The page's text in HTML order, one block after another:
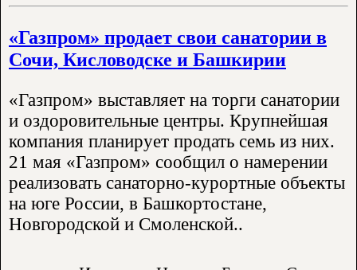
«Газпром» продает свои санатории в
Сочи, Кисловодске и Башкирии
«Газпром» выставляет на торги санатории
и оздоровительные центры. Крупнейшая
компания планирует продать семь из них.
21 мая «Газпром» сообщил о намерении
реализовать санаторно-курортные объекты
на юге России, в Башкортостане,
Новгородской и Смоленской..